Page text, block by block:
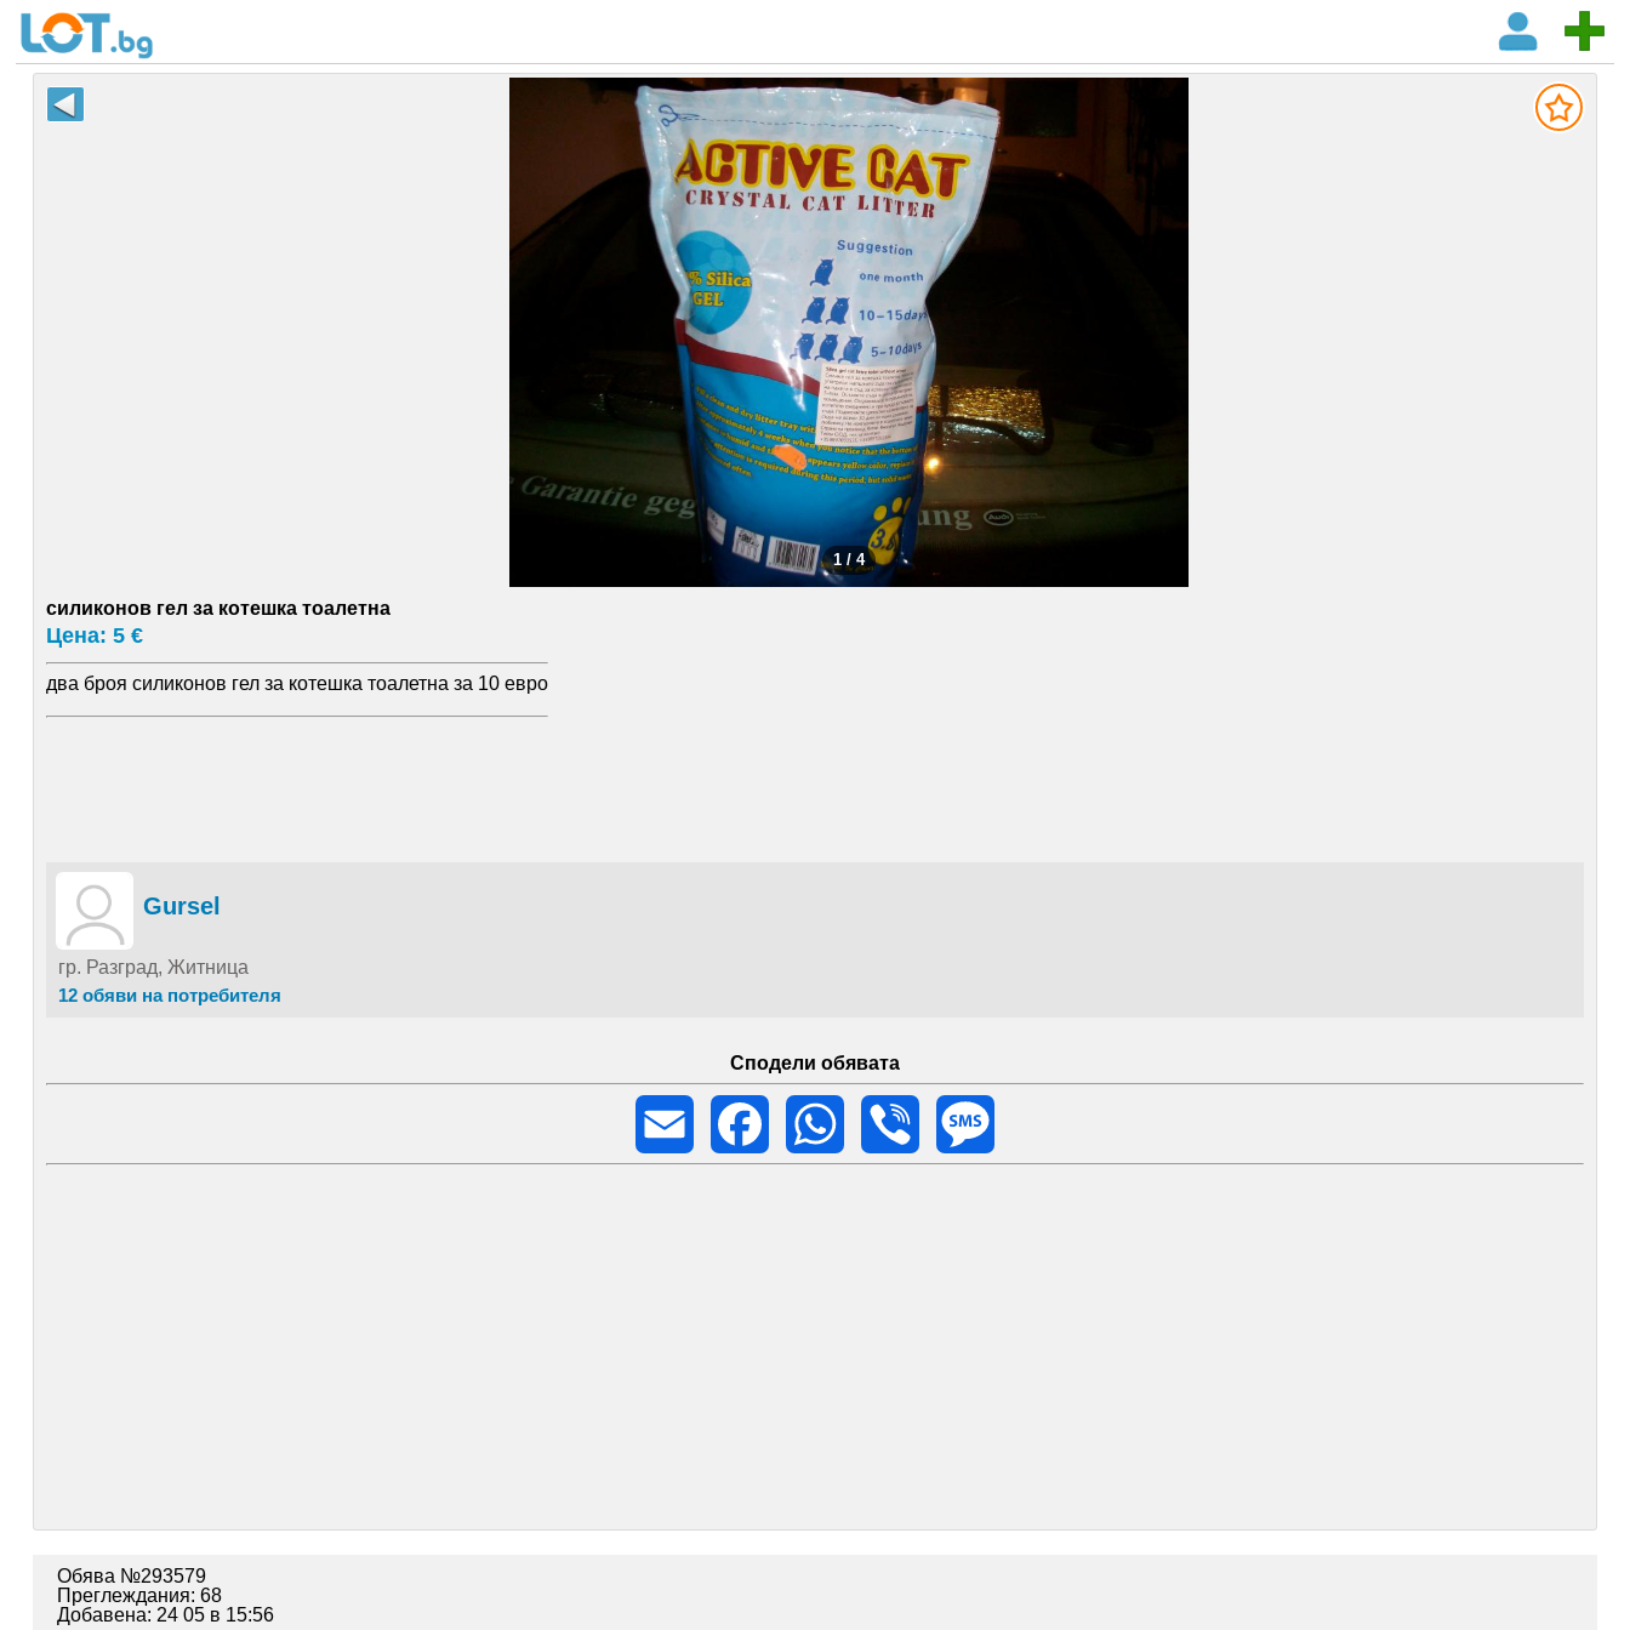
1 / 4
силиконов гел за котешка тоалетна
Цена: 5 €
два броя силиконов гел за котешка тоалетна за 10 евро
Gursel
гр. Разград, Житница
12 обяви на потребителя
Сподели обявата
Email
Facebook WhatsApp Viber
Обява №293579
Преглеждания: 68
Добавена: 24 05 в 15:56